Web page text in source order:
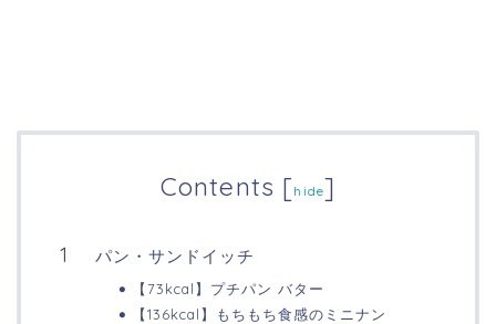
Contents [hide]
パン・サンドイッチ
【73kcal】プチパン バター
【136kcal】もちもち食感のミニナン